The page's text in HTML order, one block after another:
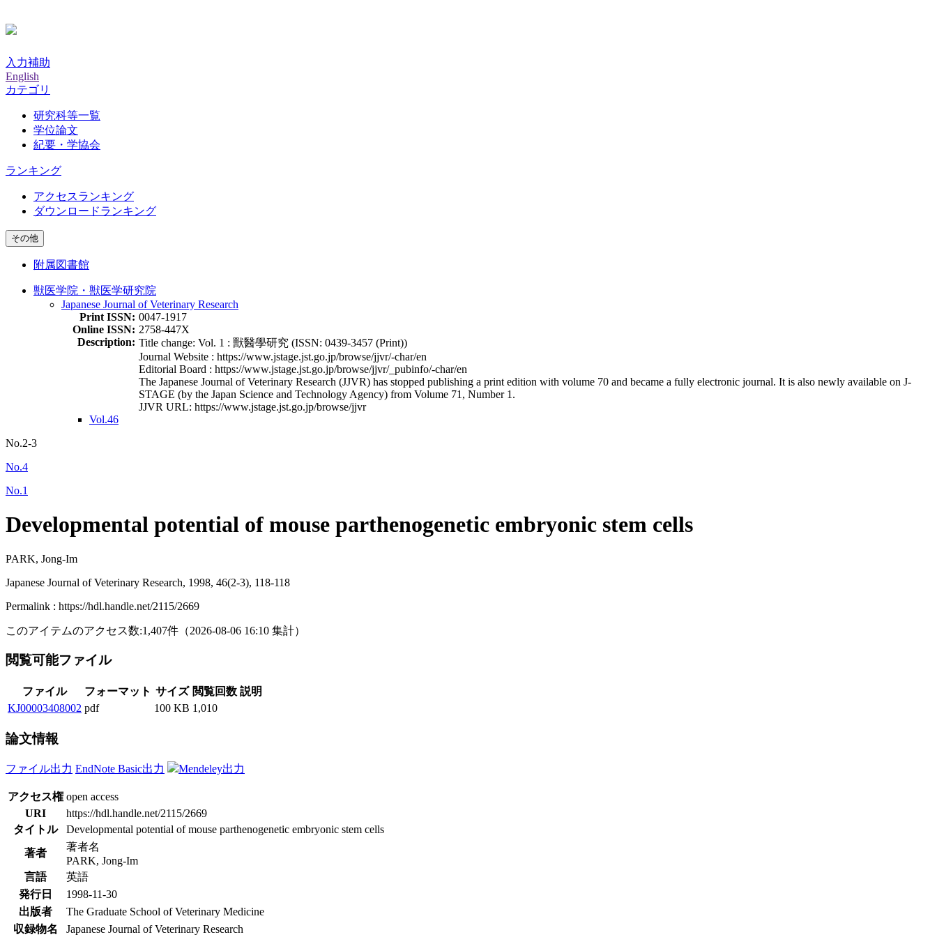
入力補助
English
カテゴリ
研究科等一覧
学位論文
紀要・学協会
ランキング
アクセスランキング
ダウンロードランキング
その他
附属図書館
獣医学院・獣医学研究院
Japanese Journal of Veterinary Research
Print ISSN: 0047-1917
Online ISSN: 2758-447X
Description: Title change: Vol. 1 : 獸醫學研究 (ISSN: 0439-3457 (Print))
Journal Website : https://www.jstage.jst.go.jp/browse/jjvr/-char/en
Editorial Board : https://www.jstage.jst.go.jp/browse/jjvr/_pubinfo/-char/en
The Japanese Journal of Veterinary Research (JJVR) has stopped publishing a print edition with volume 70 and became a fully electronic journal. It is also newly available on J-
STAGE (by the Japan Science and Technology Agency) from Volume 71, Number 1.
JJVR URL: https://www.jstage.jst.go.jp/browse/jjvr
Vol.46
No.2-3
No.4
No.1
Developmental potential of mouse parthenogenetic embryonic stem cells
PARK, Jong-Im
Japanese Journal of Veterinary Research, 1998, 46(2-3), 118-118
Permalink : https://hdl.handle.net/2115/2669
このアイテムのアクセス数:1,407件 （2026-08-06 16:10 集計）
閲覧可能ファイル
ファイル フォーマット サイズ 閲覧回数 説明
KJ00003408002 pdf 100 KB 1,010
論文情報
ファイル出力 EndNote Basic出力 Mendeley出力
アクセス権 open access
URI
https://hdl.handle.net/2115/2669
タイトル
Developmental potential of mouse parthenogenetic embryonic stem cells
著者
著者名
PARK, Jong-Im
言語
英語
発行日
1998-11-30
出版者
The Graduate School of Veterinary Medicine
収録物名
Japanese Journal of Veterinary Research